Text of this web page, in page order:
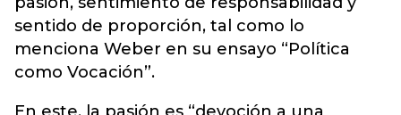
sentido de proporción, tal como lo
menciona Weber en su ensayo “Política
como Vocación”.